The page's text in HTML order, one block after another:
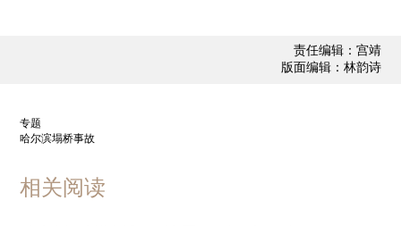
责任编辑：宫靖
版面编辑：林韵诗
专题
哈尔滨塌桥事故
相关阅读